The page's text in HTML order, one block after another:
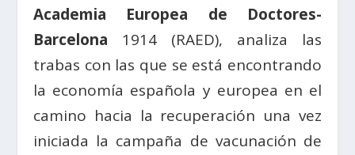
Academia Europea de Doctores-
Barcelona 1914 (RAED), analiza las
trabas con las que se está encontrando
la economía española y europea en el
camino hacia la recuperación una vez
iniciada la campaña de vacunación de